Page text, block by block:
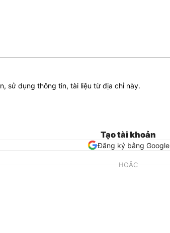
sử dụng thông tin, tài liệu từ địa chỉ này.
Tạo tài khoản
Đăng ký bằng Google
HOẶC